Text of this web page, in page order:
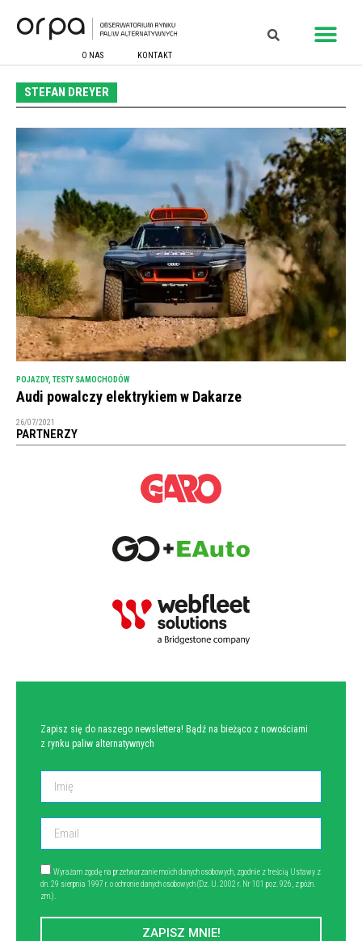
O NAS KONTAKT
STEFAN DREYER
POJAZDY, TESTY SAMOCHODÓW
Audi powalczy elektrykiem w Dakarze
26/07/2021
PARTNERZY
Zapisz się do naszego newslettera! Bądź na bieżąco z nowościami
z rynku paliw alternatywnych
Wyrażam zgodę na przetwarzanie moich danych osobowych, zgodnie z treścią Ustawy z
dn. 29 sierpnia 1997 r. o ochronie danych osobowych (Dz. U. 2002 r. Nr 101 poz. 926, z późn.
zm.).
ZAPISZ MNIE!